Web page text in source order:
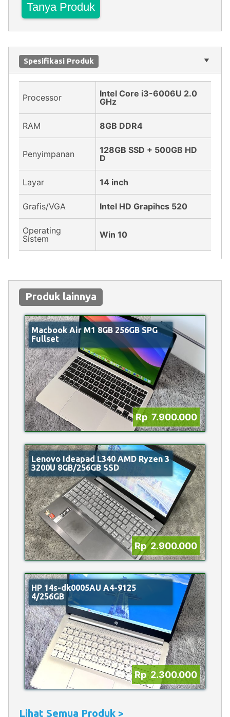
Tanya Produk
Spesifikasi Produk
Processor
Intel Core i3-6006U 2.0
GHz
RAM 8GB DDR4
Penyimpanan
128GB SSD + 500GB HD
D
Layar 14 inch
Grafis/VGA Intel HD Grapihcs 520
Operating
Sistem
Win 10
Produk lainnya
Macbook Air M1 8GB 256GB SPG
Fullset
Rp 7.900.000
Lenovo Ideapad L340 AMD Ryzen 3
3200U 8GB/256GB SSD
Rp 2.900.000
HP 14s-dk0005AU A4-9125
4/256GB
Rp 2.300.000
Lihat Semua Produk >